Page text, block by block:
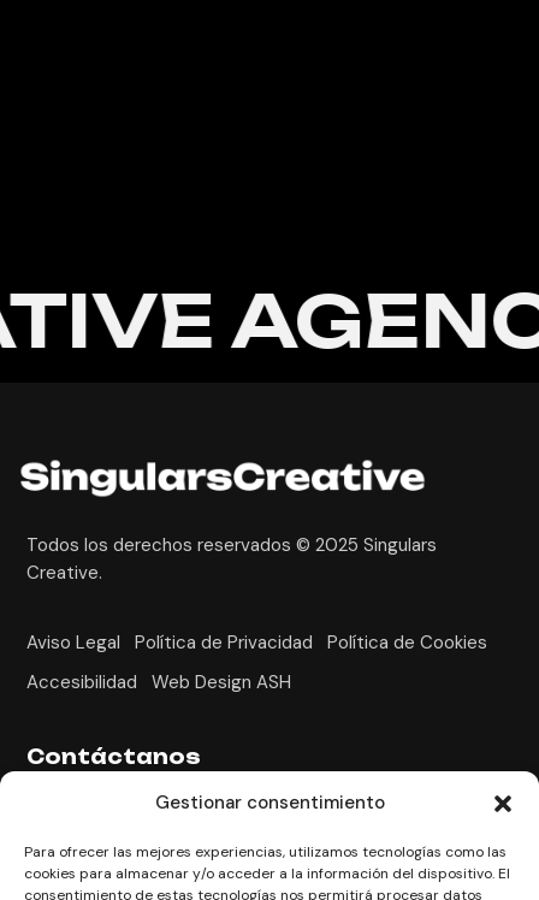
Gestionar consentimiento
Para ofrecer las mejores experiencias, utilizamos tecnologías como las
cookies para almacenar y/o acceder a la información del dispositivo. El
consentimiento de estas tecnologías nos permitirá procesar datos
Todos los derechos reservados © 2025Singulars
Creative.
Aviso Legal Política de Privacidad
Política de Cookies
Accesibilidad
Web Design ASH
Contáctanos
Camí de Valls, 81-87. Puerta 72, Reus
hola@singularscreative.com